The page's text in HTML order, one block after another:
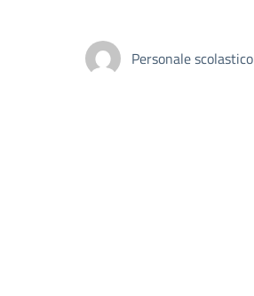
Personale scolastico